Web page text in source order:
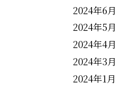
2024年6月
2024年5月
2024年4月
2024年3月
2024年1月